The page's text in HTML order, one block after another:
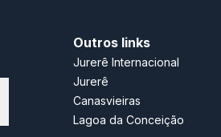
Outros links
Jurerê Internacional
Jurerê
Canasvieiras
Lagoa da Conceição